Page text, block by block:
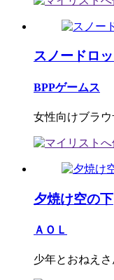
スノードロ
BPPゲームス
女性向けブラウ
夕焼け空の下
ＡＯＬ
少年とおねえ